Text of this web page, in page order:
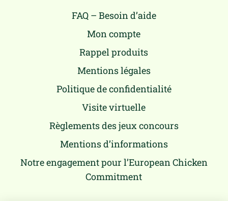
FAQ – Besoin d’aide
Mon compte
Rappel produits
Mentions légales
Politique de confidentialité
Visite virtuelle
Règlements des jeux concours
Mentions d’informations
Notre engagement pour l’European Chicken
Commitment